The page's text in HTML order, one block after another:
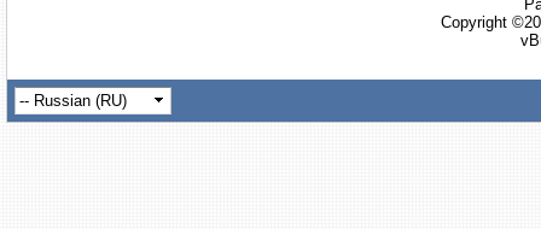
Copyright